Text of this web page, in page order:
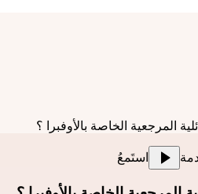
المرجعية الخاصة بالأوفبرا ؟
استَمعُ